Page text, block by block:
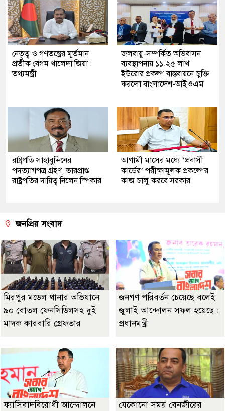
নেতৃত্ব ও গণতন্ত্রের মূর্তমান
প্রতীক বেগম খালেদা জিয়া :
তথ্যমন্ত্রী
জলবায়ু-সম্পর্কিত অভিবাসন
ব্যবস্থাপনায় ১১.২৫ লাখ
ইউরোর প্রকল্প বাস্তবায়নে চুক্তি
করলো বাংলাদেশ-আইওএম
রাষ্ট্রপতি সাহাবুদ্দিনের
পদত্যাগপত্র গ্রহণ, ভারপ্রাপ্ত
রাষ্ট্রপতির দায়িত্ব নিলেন স্পিকার
আগামী মাসের মধ্যে ‘প্রবাসী
কার্ডের’ পরীক্ষামূলক প্রকল্পের
কাজ চালু করবে সরকার
জনপ্রিয় সংবাদ
মিরপুর মডেল থানার অভিযানে
৯০ বোতল ফেনসিডিলসহ দুই
মাদক কারবারি গ্রেফতার
জনগণ পরিবর্তন চেয়েছে বলেই
জুলাই আন্দোলন সফল হয়েছে :
প্রধানমন্ত্রী
ফ্যাসিবাদবিরোধী আন্দোলনে
যেকোনো সময় বেনজীরের